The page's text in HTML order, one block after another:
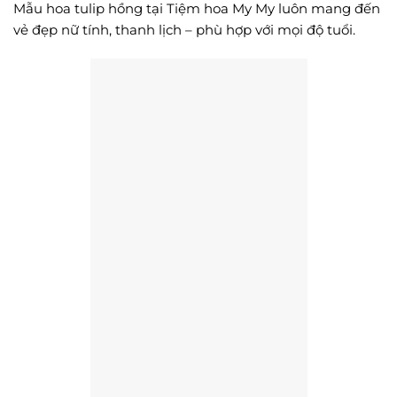
Mẫu hoa tulip hồng tại Tiệm hoa My My luôn mang đến
vẻ đẹp nữ tính, thanh lịch – phù hợp với mọi độ tuổi.